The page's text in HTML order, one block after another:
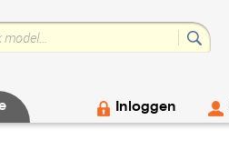
Inloggen